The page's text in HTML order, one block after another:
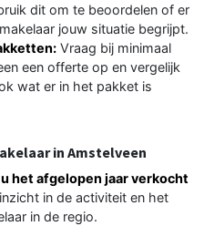
dit om te beoordelen of er
jouw situatie begrijpt.
Vraag bij minimaal
een offerte op en vergelijk
wat er in het pakket is
in Amstelveen
het afgelopen jaar verkocht
in de activiteit en het
in de regio.